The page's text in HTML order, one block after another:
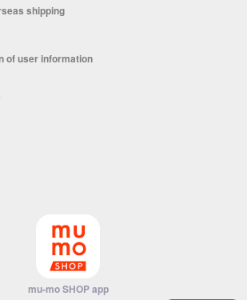
shipping
of user information
mu-mo SHOP app